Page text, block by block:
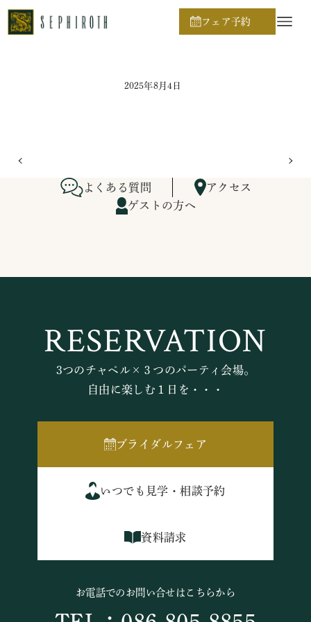
フェア予約
ホーム
2025年8月4日
よくある質問
アクセス
ゲストの方へ
RESERVATION
3つのチャペル×３つのパーティ会場。
自由に楽しむ１日を・・・
ブライダルフェア
いつでも見学・相談予約
資料請求
お電話でのお問い合せはこちらから